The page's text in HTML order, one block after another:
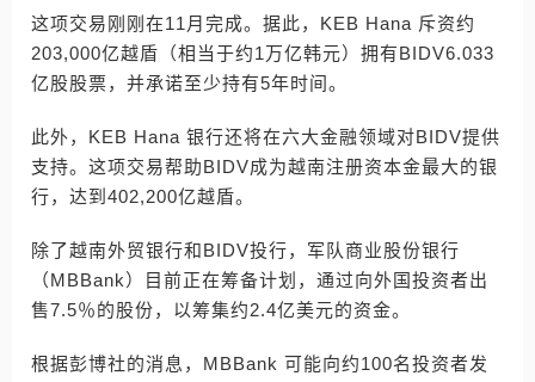
这项交易刚刚在11月完成。据此，KEB Hana 斥资约
203,000亿越盾（相当于约1万亿韩元）拥有BIDV6.033
亿股股票，并承诺至少持有5年时间。
此外，KEB Hana 银行还将在六大金融领域对BIDV提供
支持。这项交易帮助BIDV成为越南注册资本金最大的银
行，达到402,200亿越盾。
除了越南外贸银行和BIDV投行，军队商业股份银行
（MBBank）目前正在筹备计划，通过向外国投资者出
售7.5％的股份，以筹集约2.4亿美元的资金。
根据彭博社的消息，MBBank 可能向约100名投资者发